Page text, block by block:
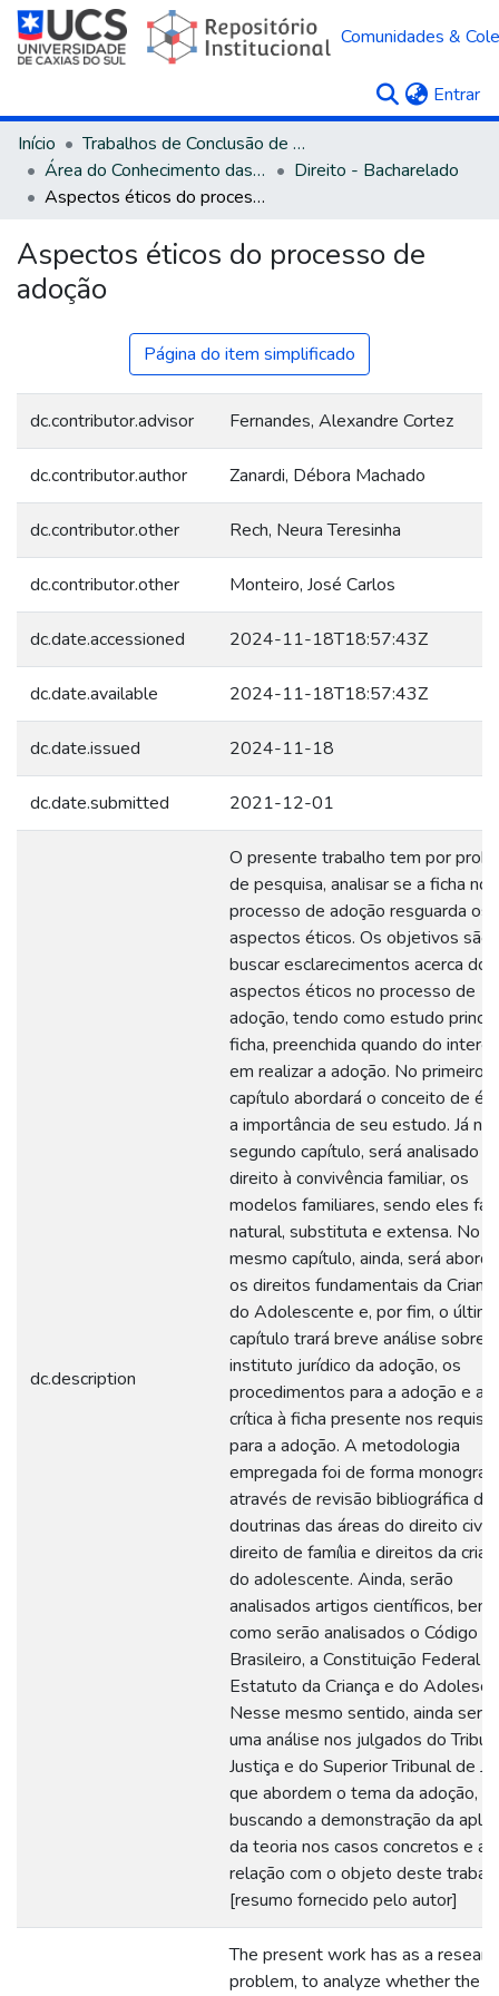
Comunidades &
Entrar
Início
Trabalhos de Conclusão de Curso
Área do Conhecimento das Ciências Sociais Aplicadas
Direito - Bacharelado
Aspectos éticos do processo de adoção
Aspectos éticos do processo de
adoção
Página do item simplificado
dc.contributor.advisor Fernandes, Alexandre Cortez
dc.contributor.author Zanardi, Débora Machado
dc.contributor.other Rech, Neura Teresinha
dc.contributor.other Monteiro, José Carlos
dc.date.accessioned 2024-11-18T18:57:43Z
dc.date.available 2024-11-18T18:57:43Z
dc.date.issued 2024-11-18
dc.date.submitted 2021-12-01
dc.description
O presente trabalho tem por
de pesquisa, analisar se a ficha no
processo de adoção resguarda os
aspectos éticos. Os objetivos são
buscar esclarecimentos acerca dos
aspectos éticos no processo de
adoção, tendo como estudo
ficha, preenchida quando do
em realizar a adoção. No primeiro
capítulo abordará o conceito de
a importância de seu estudo. Já no
segundo capítulo, será analisado o
direito à convivência familiar, os
modelos familiares, sendo eles
natural, substituta e extensa. No
mesmo capítulo, ainda, será
os direitos fundamentais da
do Adolescente e, por fim, o
capítulo trará breve análise sobre o
instituto jurídico da adoção, os
procedimentos para a adoção e
crítica à ficha presente nos
para a adoção. A metodologia
empregada foi de forma
através de revisão bibliográfica de
doutrinas das áreas do direito civil,
direito de família e direitos da
do adolescente. Ainda, serão
analisados artigos científicos, bem
como serão analisados o Código
Brasileiro, a Constituição Federal
Estatuto da Criança e do
Nesse mesmo sentido, ainda será
uma análise nos julgados do
Justiça e do Superior Tribunal de
que abordem o tema da adoção,
buscando a demonstração da
da teoria nos casos concretos e a
relação com o objeto deste
[resumo fornecido pelo autor]
The present work has as a
problem, to analyze whether the